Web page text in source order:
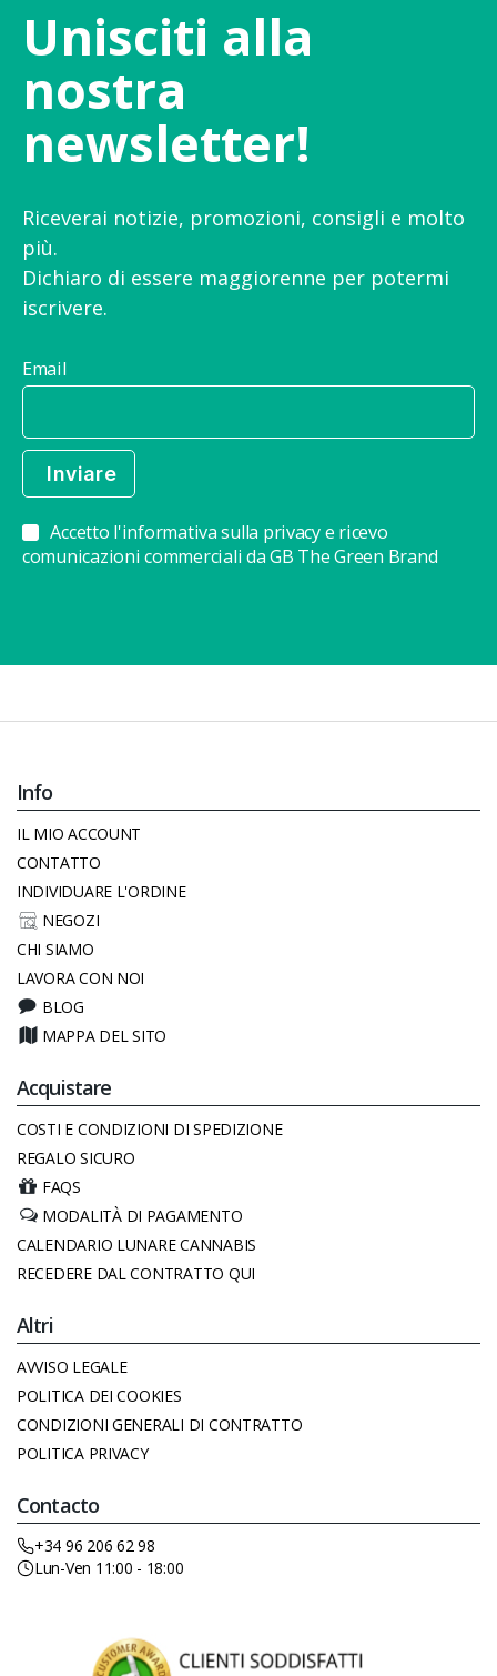
Unisciti alla
nostra
newsletter!
Riceverai notizie, promozioni, consigli e molto
più.
Dichiaro di essere maggiorenne per potermi
iscrivere.
Email
Accetto l'informativa sulla privacy e ricevo
comunicazioni commerciali da GB The Green Brand
Info
IL MIO ACCOUNT
CONTATTO
INDIVIDUARE L'ORDINE
NEGOZI
CHI SIAMO
LAVORA CON NOI
BLOG
MAPPA DEL SITO
Acquistare
COSTI E CONDIZIONI DI SPEDIZIONE
REGALO SICURO
FAQS
MODALITÀ DI PAGAMENTO
CALENDARIO LUNARE CANNABIS
RECEDERE DAL CONTRATTO QUI
Altri
AVVISO LEGALE
POLITICA DEI COOKIES
CONDIZIONI GENERALI DI CONTRATTO
POLITICA PRIVACY
Contacto
+34 96 206 62 98
Lun-Ven 11:00 - 18:00